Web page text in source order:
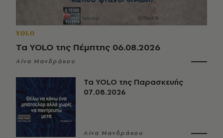
YOLO
Τα YOLO της Πέμπτης 06.08.2026
Λίνα Μανδράκου
Τα YOLO της Παρασκευής
07.08.2026
Λίνα Μανδράκου